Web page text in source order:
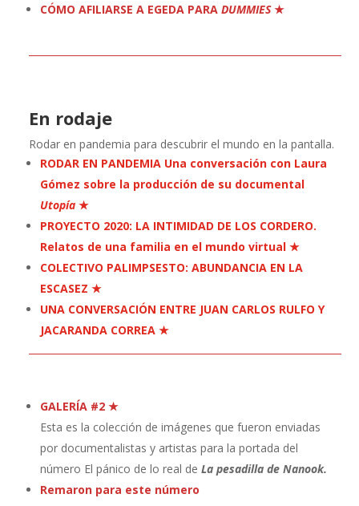
CÓMO AFILIARSE A EGEDA PARADUMMIES★
En rodaje
Rodar en pandemia para descubrir el mundo en la pantalla.
RODAR EN PANDEMIA Una conversación con Laura
Gómez sobre la producción de su documental
Utopía ★
PROYECTO 2020: LA INTIMIDAD DE LOS CORDERO.
Relatos de una familia en el mundo virtual ★
COLECTIVO PALIMPSESTO: ABUNDANCIA EN LA
ESCASEZ ★
UNA CONVERSACIÓN ENTRE JUAN CARLOS RULFO Y
JACARANDA CORREA ★
GALERÍA #2 ★
Esta es la colección de imágenes que fueron enviadas
por documentalistas y artistas para la portada del
número El pánico de lo real deLa pesadilla de Nanook.
Remaron para este número